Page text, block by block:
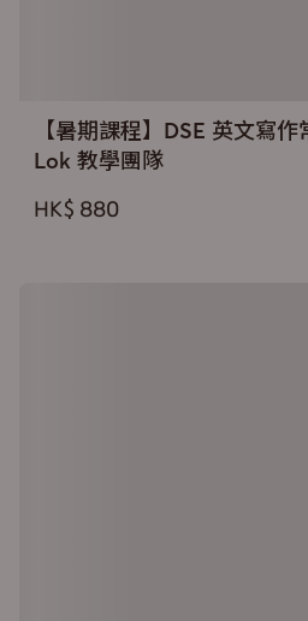
【暑期課程】DSE 英文寫
Lok 教學團隊
HK$ 880